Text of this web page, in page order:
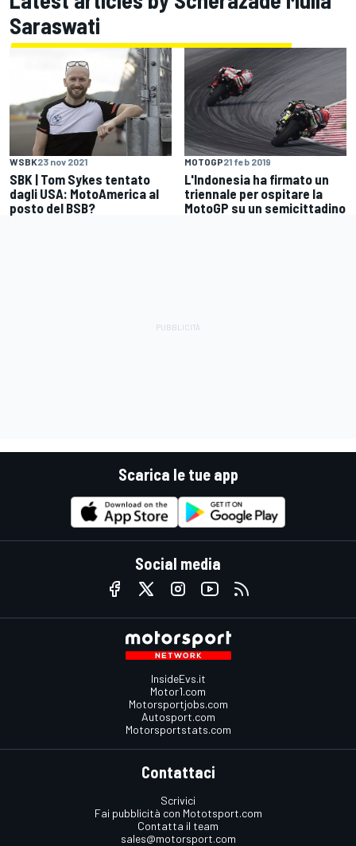
Saraswati
WSBK23 nov 2021
SBK | Tom Sykes tentato
dagli USA: MotoAmerica al
posto del BSB?
MOTOGP21 feb 2019
L'Indonesia ha firmato un
triennale per ospitare la
MotoGP su un semicittadino
Scarica le tue app
Social media
InsideEvs.it
Motor1.com
Motorsportjobs.com
Autosport.com
Motorsportstats.com
Contattaci
Scrivici
Fai pubblicità con Mototsport.com
Contatta il team
sales@motorsport.com